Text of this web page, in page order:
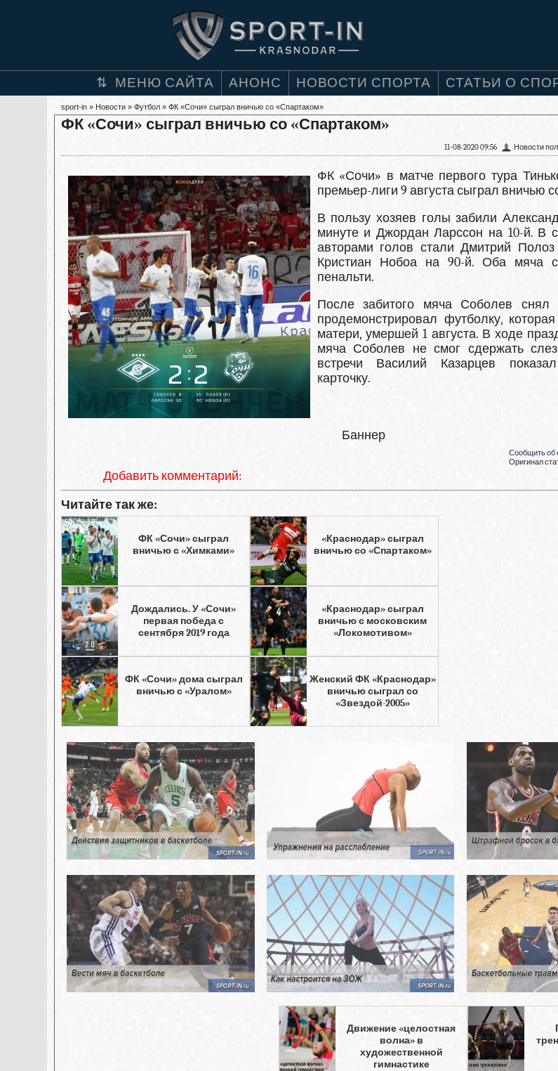
МЕНЮ САЙТА АНОНС НОВОСТИ СПОРТА СТАТЬИ О
sport-in » Новости » Футбол » ФК «Сочи» сыграл вничью со «Спартаком»
ФК «Сочи» сыграл вничью со «Спартаком»
Новости
11-08-2020 09:56
ФК «Сочи» в матче первого тура
премьер-лиги 9 августа сыграл вничью
В пользу хозяев голы забили
минуте и Джордан Ларссон на 10-й. В
авторами голов стали Дмитрий
Кристиан Нобоа на 90-й. Оба мяча
пенальти.
После забитого мяча Соболев снял
продемонстрировал футболку,
матери, умершей 1 августа. В ходе
мяча Соболев не смог сдержать
встречи Василий Казарцев
карточку.
Баннер
Сообщить об
Оригинал
Добавить комментарий:
Читайте так же:
ФК «Сочи» сыграл
вничью с «Химками»
«Краснодар» сыграл
вничью со «Спартаком»
Дождались. У «Сочи»
первая победа с
сентября 2019 года
«Краснодар» сыграл
вничью с московским
«Локомотивом»
ФК «Сочи» дома сыграл
вничью с «Уралом»
Женский ФК «Краснодар»
вничью сыграл со
«Звездой-2005»
Движение «целостная
волна» в
художественной
гимнастике